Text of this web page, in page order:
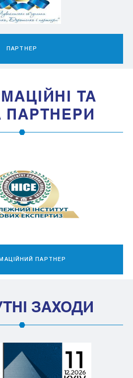
ПАРТНЕР
ТА
ПАРТНЕР
ЗАХОДИ